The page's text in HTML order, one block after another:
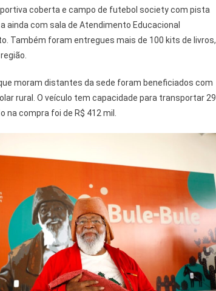
coberta e campo de futebol society com pista
ainda com sala de Atendimento Educacional
Também foram entregues mais de 100 kits de livros,
moram distantes da sede foram beneficiados com
rural. O veículo tem capacidade para transportar 29
na compra foi de R$ 412 mil.